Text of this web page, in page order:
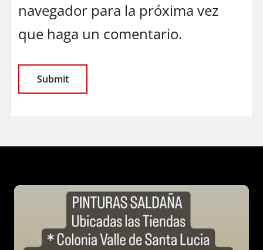
navegador para la próxima vez
que haga un comentario.